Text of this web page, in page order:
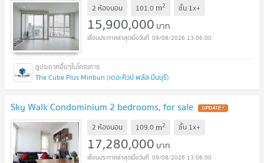
2 ห้องนอน 101.0 m2 ชั้น 1x+
15,900,000 บาท
09/08/2026 13:06:00
The Cube Plus Minburi (เดอะคิวบ์ พลัส มีนบุรี)
Sky Walk Condominium 2 bedrooms, for sale UPDATE !
2 ห้องนอน 109.0 m2 ชั้น 1x+
17,280,000 บาท
09/08/2026 13:06:00